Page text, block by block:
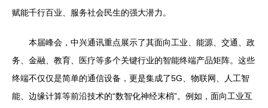
赋能千行百业、服务社会民生的强大潜力。
本届峰会，中兴通讯重点展示了其面向工业、能源、交通、政
务、金融、教育、医疗等多个关键行业的智能终端产品矩阵。这些
终端不仅仅是简单的通信设备，更是集成了5G、物联网、人工智
能、边缘计算等前沿技术的“数智化神经末梢”。例如，面向工业互